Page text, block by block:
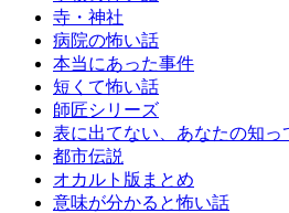
寺・神社
病院の怖い話
本当にあった事件
短くて怖い話
師匠シリーズ
表に出てない、あなたの知っ
都市伝説
オカルト版まとめ
意味が分かると怖い話